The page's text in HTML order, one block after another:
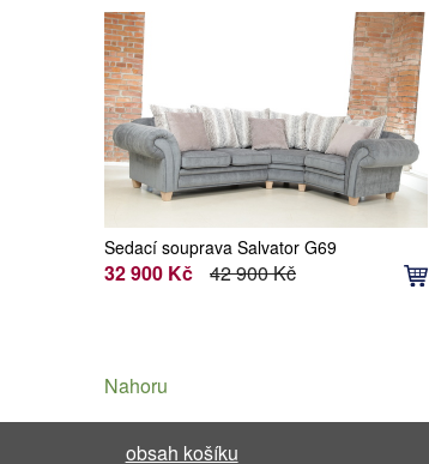
Sedací souprava Salvator G69
32 900 Kč 42 900 Kč
Nahoru
obsah košíku